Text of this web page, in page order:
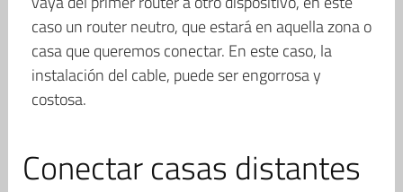
caso un router neutro, que estará en aquella zona o
casa que queremos conectar. En este caso, la
instalación del cable, puede ser engorrosa y
costosa.
Conectar casas distantes